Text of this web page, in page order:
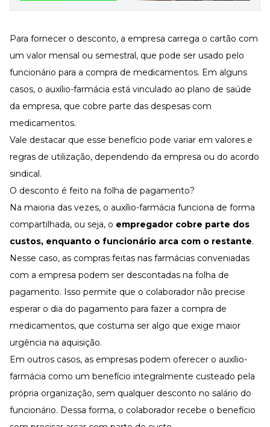
Para fornecer o desconto, a empresa carrega o cartão com
um valor mensal ou semestral, que pode ser usado pelo
funcionário para a compra de medicamentos. Em alguns
casos, o auxílio-farmácia está vinculado ao plano de saúde
da empresa, que cobre parte das despesas com
medicamentos.
Vale destacar que esse benefício pode variar em valores e
regras de utilização, dependendo da empresa ou do acordo
sindical.
O desconto é feito na folha de pagamento?
Na maioria das vezes, o auxílio-farmácia funciona de forma
compartilhada, ou seja, o empregador cobre parte dos
custos, enquanto o funcionário arca com o restante.
Nesse caso, as compras feitas nas farmácias conveniadas
com a empresa podem ser descontadas na folha de
pagamento. Isso permite que o colaborador não precise
esperar o dia do pagamento para fazer a compra de
medicamentos, que costuma ser algo que exige maior
urgência na aquisição.
Em outros casos, as empresas podem oferecer o auxílio-
farmácia como um benefício integralmente custeado pela
própria organização, sem qualquer desconto no salário do
funcionário. Dessa forma, o colaborador recebe o benefício